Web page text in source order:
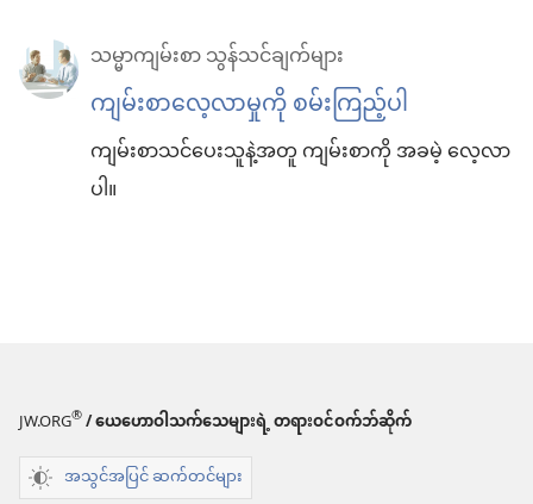
သမ္မာကျမ်းစာ သွန်သင်ချက်များ
ကျမ်းစာလေ့လာမှုကို စမ်းကြည့်ပါ
ကျမ်းစာသင်ပေးသူနဲ့အတူ ကျမ်းစာကို အခမဲ့ လေ့လာ
ပါ။
JW.ORG®/ ယေဟောဝါသက်သေများရဲ့ တရားဝင်ဝက်ဘ်ဆိုက်
အသွင်အပြင် ဆက်တင်များ